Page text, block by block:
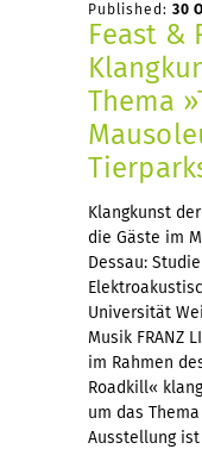
Published: 30
Feast &
Thema
Klangkunst
die Gäste im
Dessau:
Universität
Musik FRANZ
im Rahmen
Roadkill«
um das
Ausstellung